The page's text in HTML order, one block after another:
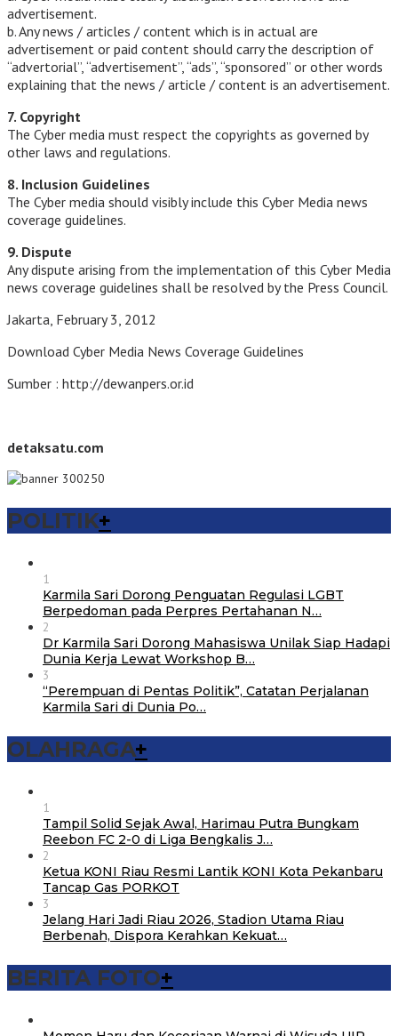
advertisement.
b. Any news / articles / content which is in actual are
advertisement or paid content should carry the description of
“advertorial”, “advertisement”, “ads”, “sponsored” or other words
explaining that the news / article / content is an advertisement.
7. Copyright
The Cyber media must respect the copyrights as governed by
other laws and regulations.
8. Inclusion Guidelines
The Cyber media should visibly include this Cyber Media news
coverage guidelines.
9. Dispute
Any dispute arising from the implementation of this Cyber Media
news coverage guidelines shall be resolved by the Press Council.
Jakarta, February 3, 2012
Download Cyber Media News Coverage Guidelines
Sumber : http://dewanpers.or.id
detaksatu.com
POLITIK+
1
Karmila Sari Dorong Penguatan Regulasi LGBT
Berpedoman pada Perpres Pertahanan N…
2
Dr Karmila Sari Dorong Mahasiswa Unilak Siap Hadapi
Dunia Kerja Lewat Workshop B…
3
“Perempuan di Pentas Politik”, Catatan Perjalanan
Karmila Sari di Dunia Po…
OLAHRAGA+
1
Tampil Solid Sejak Awal, Harimau Putra Bungkam
Reebon FC 2-0 di Liga Bengkalis J…
2
Ketua KONI Riau Resmi Lantik KONI Kota Pekanbaru
Tancap Gas PORKOT
3
Jelang Hari Jadi Riau 2026, Stadion Utama Riau
Berbenah, Dispora Kerahkan Kekuat…
BERITA FOTO+